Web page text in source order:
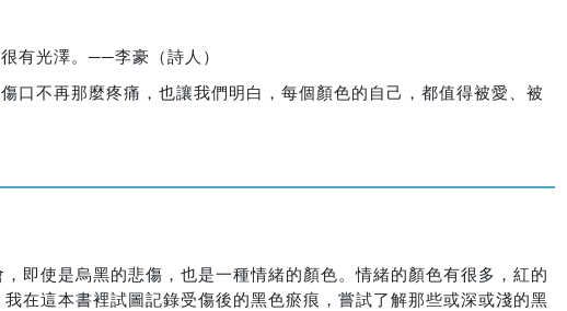
有光澤。──李豪（詩人）
口不再那麼疼痛，也讓我們明白，每個顏色的自己，都值得被愛、被
即使是烏黑的悲傷，也是一種情緒的顏色。情緒的顏色有很多，紅的
在這本書裡試圖記錄受傷後的黑色瘀痕，嘗試了解那些或深或淺的黑